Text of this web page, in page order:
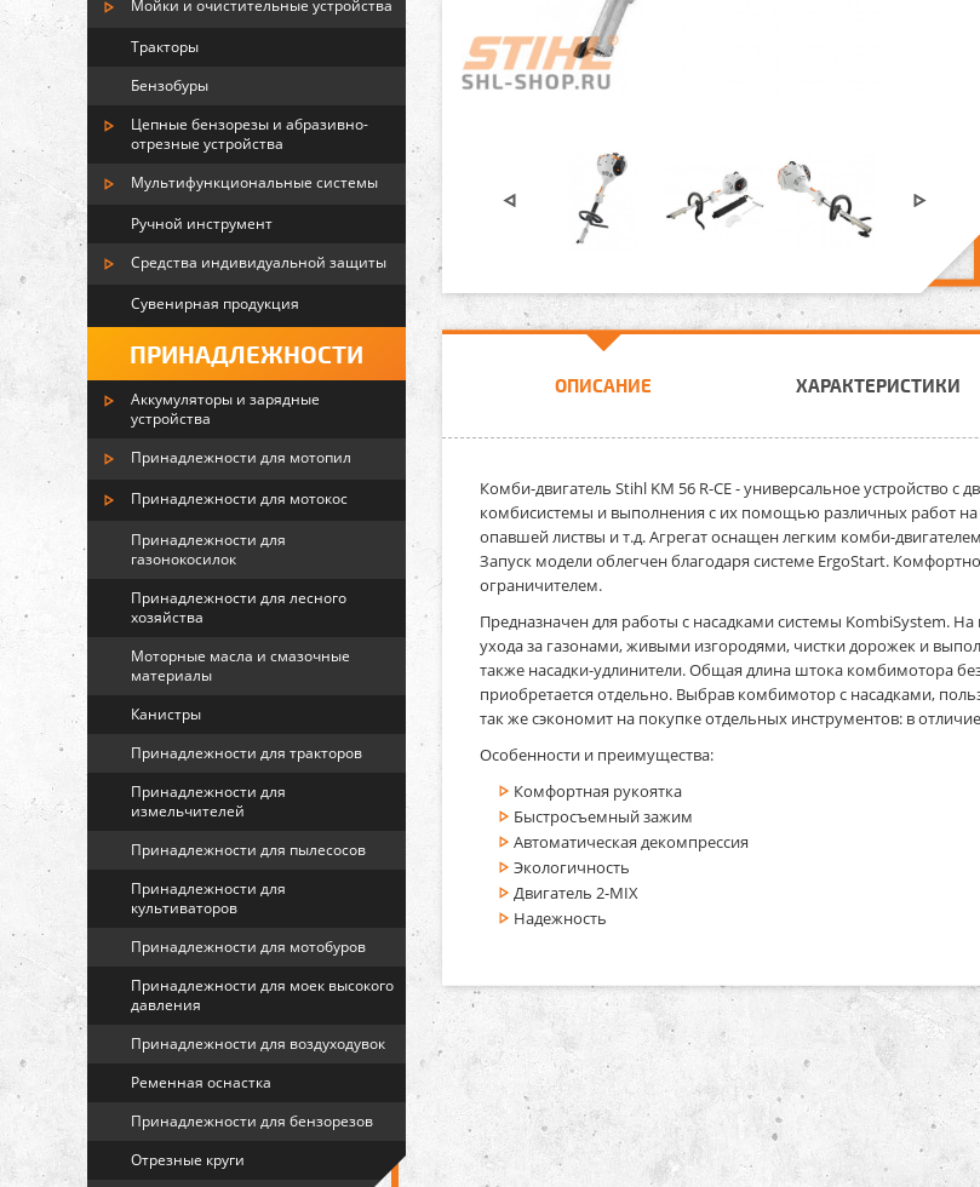
Мойки и очистительные устройства
Тракторы
Бензобуры
Цепные бензорезы и абразивно-
отрезные устройства
Мультифункциональные системы
Ручной инструмент
Средства индивидуальной защиты
Сувенирная продукция
ПРИНАДЛЕЖНОСТИ
Аккумуляторы и зарядные
устройства
Принадлежности для мотопил
Принадлежности для мотокос
Принадлежности для
газонокосилок
Принадлежности для лесного
хозяйства
Моторные масла и смазочные
материалы
Канистры
Принадлежности для тракторов
Принадлежности для
измельчителей
Принадлежности для пылесосов
Принадлежности для
культиваторов
Принадлежности для мотобуров
Принадлежности для моек высокого
давления
Принадлежности для воздуходувок
Ременная оснастка
Принадлежности для бензорезов
Отрезные круги
ОПИСАНИЕ ХАРАКТЕРИСТИКИ
Комби-двигатель Stihl KM 56 R-CE- универсальное устройство с
комбисистемы и выполнения с их помощью различных работ на
опавшей листвы и т.д. Агрегат оснащен легким комби-
Запуск модели облегчен благодаря системе ErgoStart.
ограничителем.
Предназначен для работы с насадками системы KombiSystem.
ухода за газонами, живыми изгородями, чистки дорожек и
также насадки-удлинители. Общая длина штока комбимотора
приобретается отдельно. Выбрав комбимотор с насадками,
так же сэкономит на покупке отдельных инструментов: в
Особенности и преимущества:
Комфортная рукоятка
Быстросъемный зажим
Автоматическая декомпрессия
Экологичность
Двигатель 2-MIX
Надежность